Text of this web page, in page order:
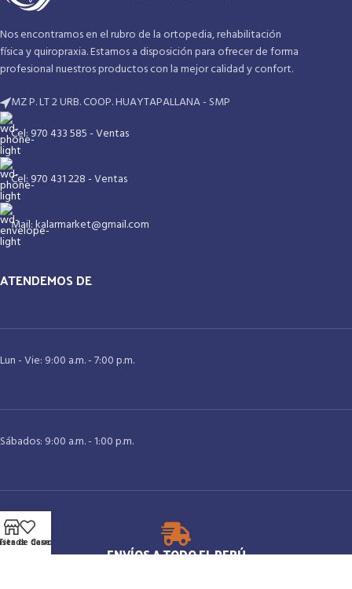
Nos encontramos en el rubro de la ortopedia, rehabilitación
física y quiropraxia. Estamos a disposición para ofrecer de forma
profesional nuestros productos con la mejor calidad y confort.
MZ P. LT 2 URB. COOP. HUAYTAPALLANA - SMP
Cel: 970 433 585 - Ventas
Cel: 970 431 228 - Ventas
Mail: kalarmarket@gmail.com
ATENDEMOS DE
Lun - Vie: 9:00 a.m. - 7:00 p.m.
Sábados: 9:00 a.m. - 1:00 p.m.
ENVÍOS A TODO EL PERÚ
de deseos
Carro